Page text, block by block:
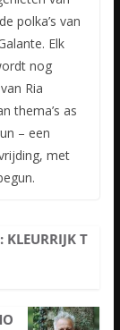
polka’s van
Elk
nog
Ria
thema’s as
– een
met
KLEURRIJK T